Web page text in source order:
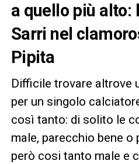
a quello più alto:
Sarri nel
Pipita
Difficile trovare altrove
per un singolo
così tanto: di solito le
male, parecchio bene o
però cosi tanto male e